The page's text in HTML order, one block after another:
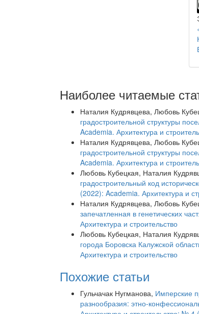
Наиболее читаемые
Наталия Кудрявцева, Любовь
градостроительной структуры
Academia. Архитектура и
Наталия Кудрявцева, Любовь
градостроительной структуры
Academia. Архитектура и
Любовь Кубецкая, Наталия
градостроительный код
(2022): Academia. Архитектура и
Наталия Кудрявцева, Любовь
запечатленная в генетических
Архитектура и строительство
Любовь Кубецкая, Наталия
города Боровска Калужской
Архитектура и строительство
Похожие статьи
Гульчачак Нугманова, Имперские
разнообразия: этно-